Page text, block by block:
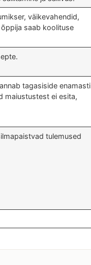
väikevahendid,
saab koolituse
tagasiside enamasti
maiustustest ei esita,
tulemused